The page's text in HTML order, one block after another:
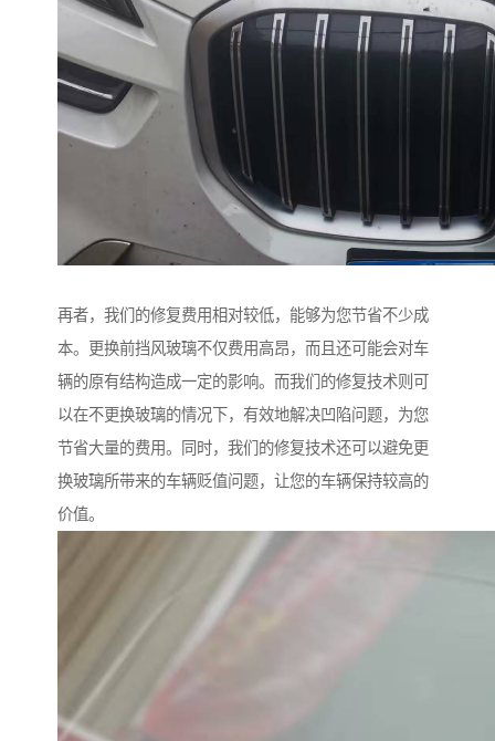
再者，我们的修复费用相对较低，能够为您节省不少成
本。更换前挡风玻璃不仅费用高昂，而且还可能会对车
辆的原有结构造成一定的影响。而我们的修复技术则可
以在不更换玻璃的情况下，有效地解决凹陷问题，为您
节省大量的费用。同时，我们的修复技术还可以避免更
换玻璃所带来的车辆贬值问题，让您的车辆保持较高的
价值。